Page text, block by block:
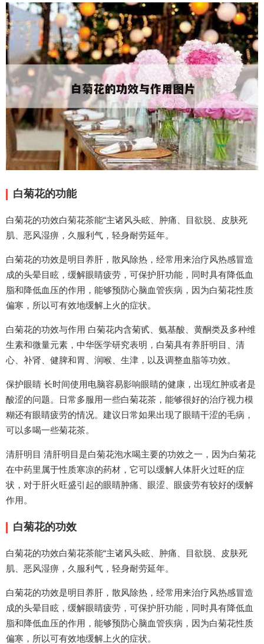
白菊花的功能
白菊花的功效白菊花茶能“主诸风头眩、肿痛、目欲脱、皮肤死
肌、恶风湿痹，久服利气，轻身耐劳延年。
白菊花的功效是明目养肝，散风除热，经常用来治疗风热感冒造
成的头晕目眩，缓解眼睛疲劳，可保护肝功能，同时具有降低血
脂和降低血压的作用，能够预防心脑血管疾病，因为白菊花性质
偏寒，所以可有效地缓解上火的症状。
白菊花的功效与作用 白菊花内含菊甙、氨基酸、黄酮类及多种维
生素和微量元素，中华医学研究表明，白菊具有养肝明目、清
心、补肾、健脾和胃、润喉、生津，以及调整血脂等功效。
保护眼睛 长时间使用电脑容易影响眼睛的健康，出现红肿或者是
酸涩的问题。日常多服用一些白菊花茶，能够很好的治疗视力模
糊还有眼睛疲劳的情况。建议日常如果出现了眼睛干涩的毛病，
可以多喝一些菊花茶。
清肝明目 清肝明目是白菊花泡水喝主要的功效之一，因为白菊花
在中药里属于性质寒凉的药材，它可以缓解人体肝火过旺的症
状，对于肝火旺盛引起的眼睛肿痛、眼涩、眼疲劳有较好的缓解
作用。
白菊花的功效
白菊花的功效白菊花茶能“主诸风头眩、肿痛、目欲脱、皮肤死
肌、恶风湿痹，久服利气，轻身耐劳延年。
白菊花的功效是明目养肝，散风除热，经常用来治疗风热感冒造
成的头晕目眩，缓解眼睛疲劳，可保护肝功能，同时具有降低血
脂和降低血压的作用，能够预防心脑血管疾病，因为白菊花性质
偏寒，所以可有效地缓解上火的症状。